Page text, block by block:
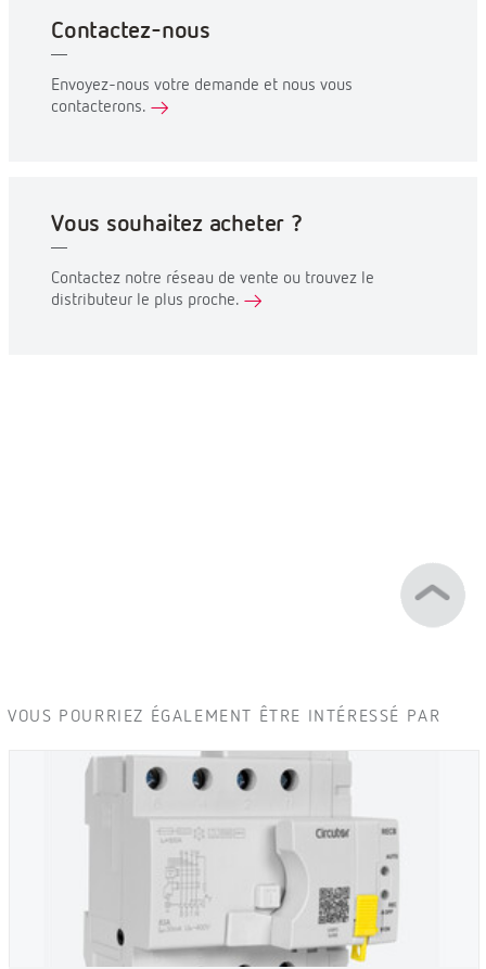
Contactez-nous
Envoyez-nous votre demande et nous vous
contacterons.
Vous souhaitez acheter ?
Contactez notre réseau de vente ou trouvez le
distributeur le plus proche.
VOUS POURRIEZ ÉGALEMENT ÊTRE INTÉRESSÉ PAR